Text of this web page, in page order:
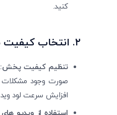
کنید.
۲. انتخاب کیفیت
تنظیم کیفیت پخش:
افزایش سرعت لود